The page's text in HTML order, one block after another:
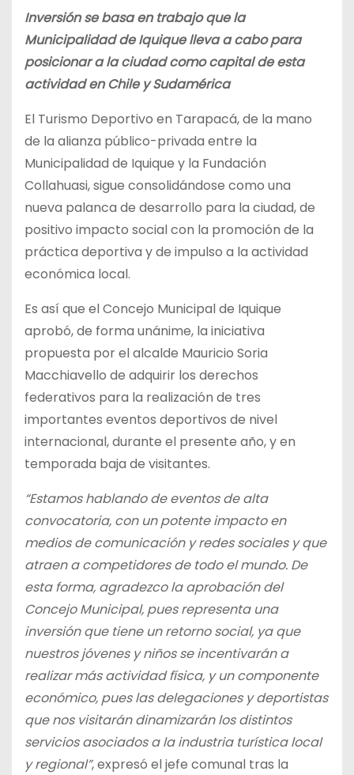
Inversión se basa en trabajo que la
Municipalidad de Iquique lleva a cabo para
posicionar a la ciudad como capital de esta
actividad en Chile y Sudamérica
El Turismo Deportivo en Tarapacá, de la mano
de la alianza público-privada entre la
Municipalidad de Iquique y la Fundación
Collahuasi, sigue consolidándose como una
nueva palanca de desarrollo para la ciudad, de
positivo impacto social con la promoción de la
práctica deportiva y de impulso a la actividad
económica local.
Es así que el Concejo Municipal de Iquique
aprobó, de forma unánime, la iniciativa
propuesta por el alcalde Mauricio Soria
Macchiavello de adquirir los derechos
federativos para la realización de tres
importantes eventos deportivos de nivel
internacional, durante el presente año, y en
temporada baja de visitantes.
“Estamos hablando de eventos de alta
convocatoria, con un potente impacto en
medios de comunicación y redes sociales y que
atraen a competidores de todo el mundo. De
esta forma, agradezco la aprobación del
Concejo Municipal, pues representa una
inversión que tiene un retorno social, ya que
nuestros jóvenes y niños se incentivarán a
realizar más actividad física, y un componente
económico, pues las delegaciones y deportistas
que nos visitarán dinamizarán los distintos
servicios asociados a la industria turística local
y regional”, expresó el jefe comunal tras la